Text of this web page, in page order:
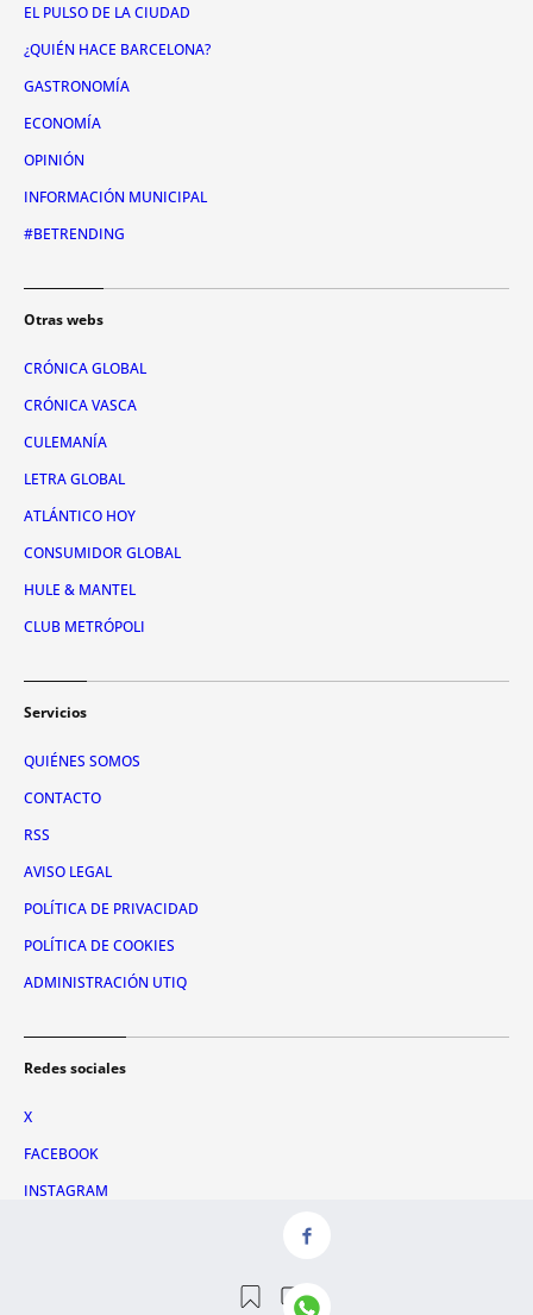
EL PULSO DE LA CIUDAD
¿QUIÉN HACE BARCELONA?
GASTRONOMÍA
ECONOMÍA
OPINIÓN
INFORMACIÓN MUNICIPAL
#BETRENDING
Otras webs
CRÓNICA GLOBAL
CRÓNICA VASCA
CULEMANÍA
LETRA GLOBAL
ATLÁNTICO HOY
CONSUMIDOR GLOBAL
HULE & MANTEL
CLUB METRÓPOLI
Servicios
QUIÉNES SOMOS
CONTACTO
RSS
AVISO LEGAL
POLÍTICA DE PRIVACIDAD
POLÍTICA DE COOKIES
ADMINISTRACIÓN UTIQ
Redes sociales
X
FACEBOOK
INSTAGRAM